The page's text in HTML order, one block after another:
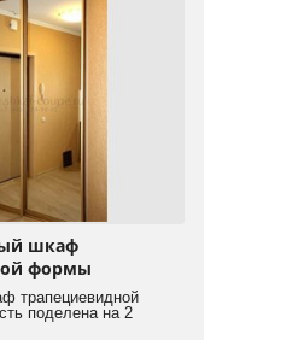
шкаф
формы
трапециевидной
поделена на 2